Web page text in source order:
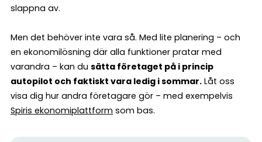
slappna av.
Men det behöver inte vara så. Med lite planering – och
en ekonomilösning där alla funktioner pratar med
varandra – kan du sätta företaget på i princip
autopilot och faktiskt vara ledig i sommar. Låt oss
visa dig hur andra företagare gör – med exempelvis
Spiris ekonomiplattform som bas.